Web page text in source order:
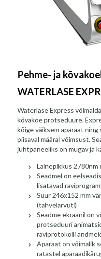
Pehme- ja
WATERLASE
Waterlase Express
kõvakoe protseduure.
kõige väiksem aparaat
piisaval määral võimsust.
juhtpaneeliks on mugav ja
Lainepikkus 2780nm
Seadmel on
lisatavad
Suur 246x152 mm
(tahvelarvuti)
Seadme ekraanil on
protseduuri
raviprotokolli
Aparaat on võimalik
ratastel